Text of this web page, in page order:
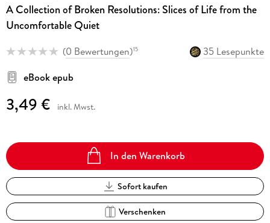
A Collection of Broken Resolutions: Slices of Life from the
Uncomfortable Quiet
(0 Bewertungen)15
35 Lesepunkte
eBook epub
3,49 € inkl. Mwst.
In den Warenkorb
Sofort kaufen
Verschenken